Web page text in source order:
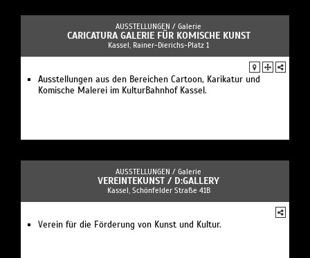
AUSSTELLUNGEN / Galerie
CARICATURA GALERIE FÜR KOMISCHE KUNST
Kassel, Rainer-Dierichs-Platz 1
Ausstellungen aus den Bereichen Cartoon, Karikatur und
Komische Malerei im KulturBahnhof Kassel.
AUSSTELLUNGEN / Galerie
VEREINTEKUNST / D:GALLERY
Kassel, Schönfelder Straße 41B
Verein für die Förderung von Kunst und Kultur.